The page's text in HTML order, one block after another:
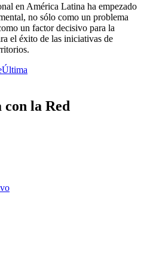
en América Latina ha empezado
no sólo como un problema
un factor decisivo para la
el éxito de las iniciativas de
Última
con la Red